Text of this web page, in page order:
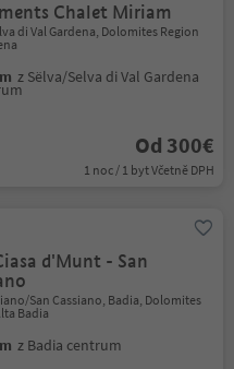
Chalet Miriam
di Val Gardena, Dolomites Region
z Sëlva/Selva di Val Gardena
Od 300€
1 noc / 1 byt Včetně DPH
d'Munt - San
San Cassiano, Badia, Dolomites
Badia
z Badia centrum